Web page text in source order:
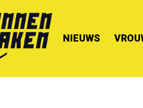
NIEUWS